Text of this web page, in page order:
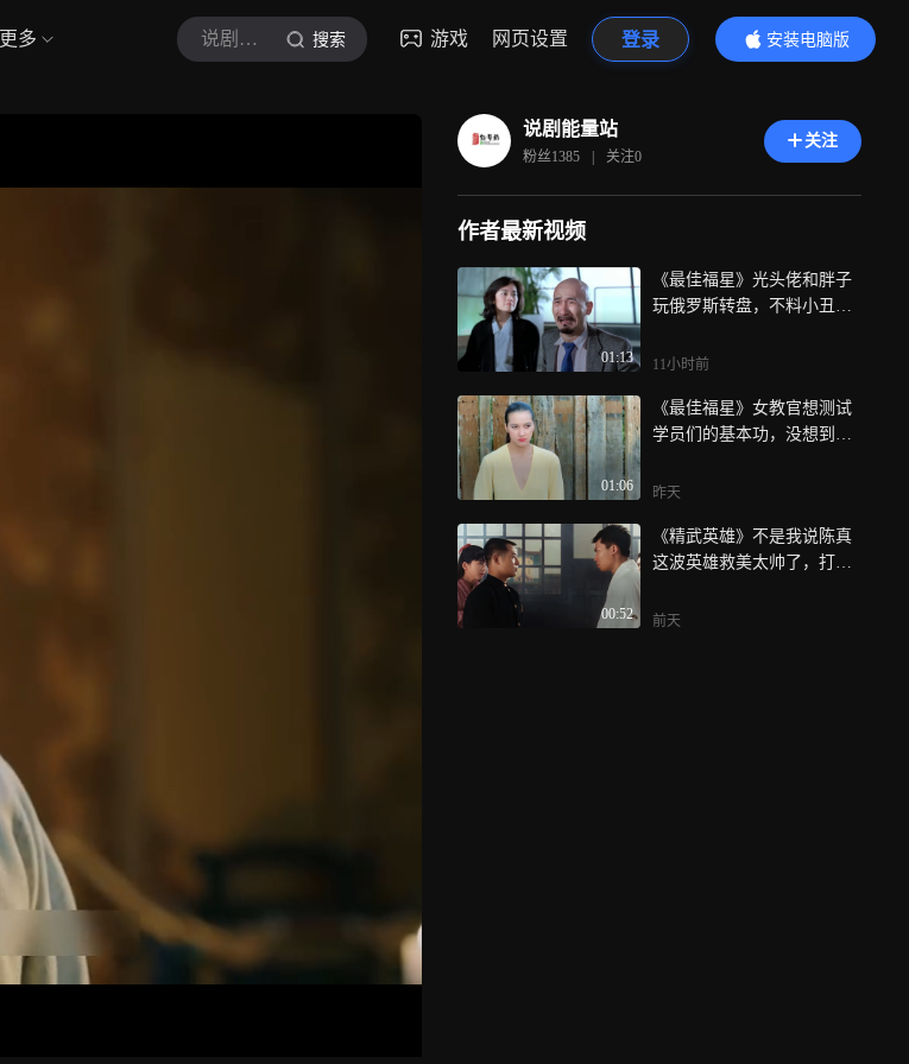
更多 说剧能量站 搜索 游戏 网页设置 登录
安装电脑版
内容更精彩
说剧能量站
粉丝1385 | 关注0
关注
作者最新视频
01:13
《最佳福星》光头佬和胖子
玩俄罗斯转盘，不料小丑竟
11小时前
01:06
《最佳福星》女教官想测试
学员们的基本功，没想到这
昨天
00:52
《精武英雄》不是我说陈真
这波英雄救美太帅了，打的
前天